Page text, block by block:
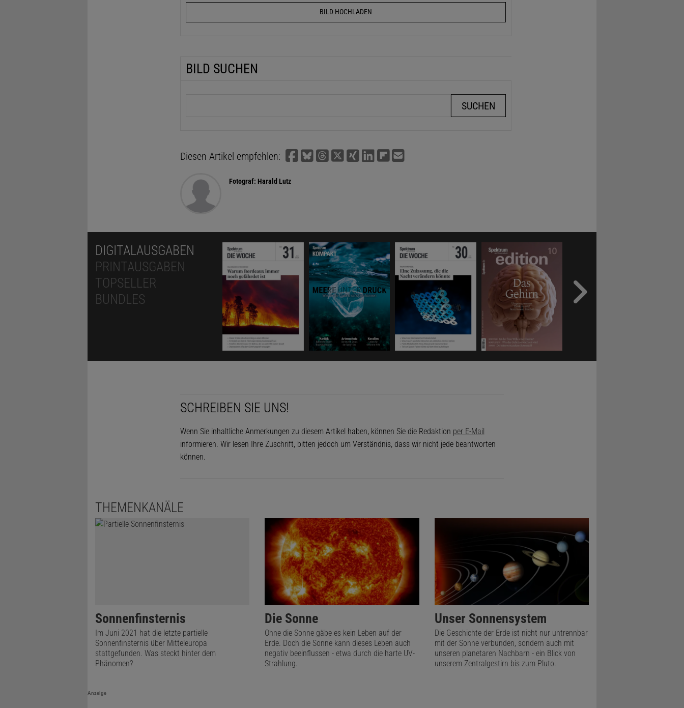
BILD HOCHLADEN
BILD SUCHEN
Diesen Artikel empfehlen:
Fotograf: Harald Lutz
DIGITALAUSGABEN
PRINTAUSGABEN
TOPSELLER
BUNDLES
SCHREIBEN SIE UNS!
Wenn Sie inhaltliche Anmerkungen zu diesem Artikel haben, können Sie die Redaktion per E-Mail
informieren. Wir lesen Ihre Zuschrift, bitten jedoch um Verständnis, dass wir nicht jede beantworten
können.
THEMENKANÄLE
Sonnenfinsternis
Im Juni 2021 hat die letzte partielle
Sonnenfinsternis über Mitteleuropa
stattgefunden. Was steckt hinter dem
Phänomen?
Die Sonne
Ohne die Sonne gäbe es kein Leben auf der
Erde. Doch die Sonne kann dieses Leben auch
negativ beeinflussen - etwa durch die harte UV-
Strahlung.
Unser Sonnensystem
Die Geschichte der Erde ist nicht nur untrennbar
mit der Sonne verbunden, sondern auch mit
unseren planetaren Nachbarn - ein Blick von
unserem Zentralgestirn bis zum Pluto.
Anzeige